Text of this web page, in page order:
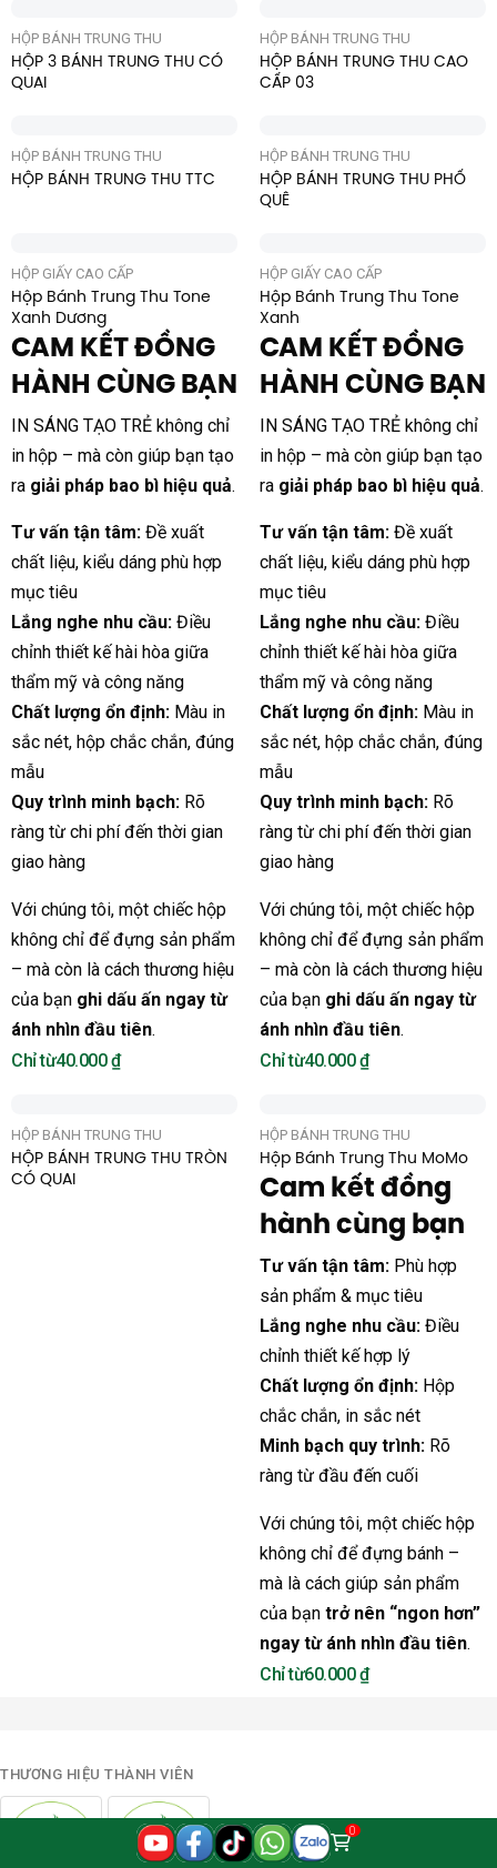
Cart
0₫0
Shopping cart
HỘP BÁNH TRUNG THU
HỘP 3 BÁNH TRUNG THU CÓ
QUAI
HỘP BÁNH TRUNG THU
HỘP BÁNH TRUNG THU CAO
CẤP 03
HỘP BÁNH TRUNG THU
HỘP BÁNH TRUNG THU TTC
HỘP BÁNH TRUNG THU
HỘP BÁNH TRUNG THU PHỐ
QUÊ
HỘP GIẤY CAO CẤP
Hộp Bánh Trung Thu Tone
Xanh Dương
CAM KẾT ĐỒNG
HÀNH CÙNG BẠN
IN SÁNG TẠO TRẺ không chỉ
in hộp – mà còn giúp bạn tạo
ra giải pháp bao bì hiệu quả.
Tư vấn tận tâm: Đề xuất
chất liệu, kiểu dáng phù hợp
mục tiêu
Lắng nghe nhu cầu: Điều
chỉnh thiết kế hài hòa giữa
thẩm mỹ và công năng
Chất lượng ổn định: Màu in
sắc nét, hộp chắc chắn, đúng
mẫu
Quy trình minh bạch: Rõ
ràng từ chi phí đến thời gian
giao hàng
Với chúng tôi, một chiếc hộp
không chỉ để đựng sản phẩm
– mà còn là cách thương hiệu
của bạn ghi dấu ấn ngay từ
ánh nhìn đầu tiên.
40.000₫
HỘP GIẤY CAO CẤP
Hộp Bánh Trung Thu Tone
Xanh
CAM KẾT ĐỒNG
HÀNH CÙNG BẠN
IN SÁNG TẠO TRẺ không chỉ
in hộp – mà còn giúp bạn tạo
ra giải pháp bao bì hiệu quả.
Tư vấn tận tâm: Đề xuất
chất liệu, kiểu dáng phù hợp
mục tiêu
Lắng nghe nhu cầu: Điều
chỉnh thiết kế hài hòa giữa
thẩm mỹ và công năng
Chất lượng ổn định: Màu in
sắc nét, hộp chắc chắn, đúng
mẫu
Quy trình minh bạch: Rõ
ràng từ chi phí đến thời gian
giao hàng
Với chúng tôi, một chiếc hộp
không chỉ để đựng sản phẩm
– mà còn là cách thương hiệu
của bạn ghi dấu ấn ngay từ
ánh nhìn đầu tiên.
40.000₫
HỘP BÁNH TRUNG THU
HỘP BÁNH TRUNG THU TRÒN
CÓ QUAI
HỘP BÁNH TRUNG THU
Hộp Bánh Trung Thu MoMo
Cam kết đồng
hành cùng bạn
Tư vấn tận tâm: Phù hợp
sản phẩm & mục tiêu
Lắng nghe nhu cầu: Điều
chỉnh thiết kế hợp lý
Chất lượng ổn định: Hộp
chắc chắn, in sắc nét
Minh bạch quy trình: Rõ
ràng từ đầu đến cuối
Với chúng tôi, một chiếc hộp
không chỉ để đựng bánh –
mà là cách giúp sản phẩm
của bạn trở nên “ngon hơn”
ngay từ ánh nhìn đầu tiên.
60.000₫
THƯƠNG HIỆU THÀNH VIÊN